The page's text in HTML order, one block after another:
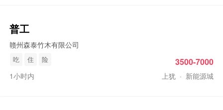
普工
赣州森泰竹木有限公司
吃 住 险
1小时内 上犹 · 新能源城
3500-7000